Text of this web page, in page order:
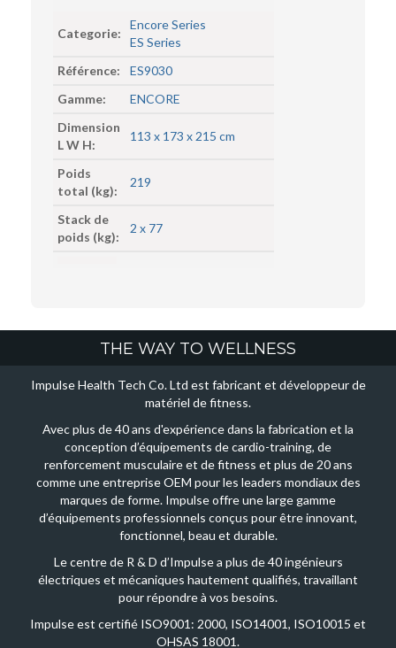
Categorie:
Encore Series
ES Series
Référence:
ES9030
Gamme:
ENCORE
Dimension
L W H:
113 x 173 x 215 cm
Poids
total (kg):
219
Stack de
poids (kg):
2 x 77
THE WAY TO WELLNESS
Impulse Health Tech Co. Ltd est fabricant et développeur de
matériel de fitness.
Avec plus de 40 ans d'expérience dans la fabrication et la
conception d’équipements de cardio-training, de
renforcement musculaire et de fitness et plus de 20 ans
comme une entreprise OEM pour les leaders mondiaux des
marques de forme. Impulse offre une large gamme
d’équipements professionnels conçus pour être innovant,
fonctionnel, beau et durable.
Le centre de R & D d’Impulse a plus de 40 ingénieurs
électriques et mécaniques hautement qualifiés, travaillant
pour répondre à vos besoins.
Impulse est certifié ISO9001: 2000, ISO14001, ISO10015 et
OHSAS 18001.